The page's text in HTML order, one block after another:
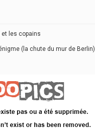
et les copains
(la chute du mur de Berlin)